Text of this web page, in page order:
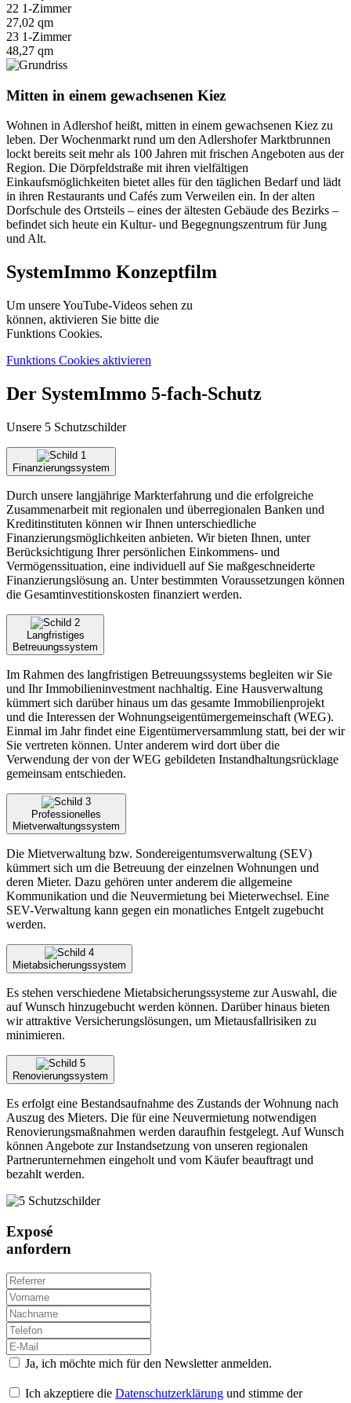
22 1-Zimmer
27,02 qm
23 1-Zimmer
48,27 qm
Mitten in einem gewachsenen Kiez
Wohnen in Adlershof heißt, mitten in einem gewachsenen Kiez zu
leben. Der Wochenmarkt rund um den Adlershofer Marktbrunnen
lockt bereits seit mehr als 100 Jahren mit frischen Angeboten aus der
Region. Die Dörpfeldstraße mit ihren vielfältigen
Einkaufsmöglichkeiten bietet alles für den täglichen Bedarf und lädt
in ihren Restaurants und Cafés zum Verweilen ein. In der alten
Dorfschule des Ortsteils – eines der ältesten Gebäude des Bezirks –
befindet sich heute ein Kultur- und Begegnungszentrum für Jung
und Alt.
SystemImmo Konzeptfilm
Um unsere YouTube-Videos sehen zu
können, aktivieren Sie bitte die
Funktions Cookies.
Funktions Cookies aktivieren
Der SystemImmo 5-fach-Schutz
Unsere 5 Schutzschilder
Finanzierungssystem
Durch unsere langjährige Markterfahrung und die erfolgreiche
Zusammenarbeit mit regionalen und überregionalen Banken und
Kreditinstituten können wir Ihnen unterschiedliche
Finanzierungsmöglichkeiten anbieten. Wir bieten Ihnen, unter
Berücksichtigung Ihrer persönlichen Einkommens- und
Vermögenssituation, eine individuell auf Sie maßgeschneiderte
Finanzierungslösung an. Unter bestimmten Voraussetzungen können
die Gesamtinvestitionskosten finanziert werden.
Langfristiges
Betreuungssystem
Im Rahmen des langfristigen Betreuungssystems begleiten wir Sie
und Ihr Immobilieninvestment nachhaltig. Eine Hausverwaltung
kümmert sich darüber hinaus um das gesamte Immobilienprojekt
und die Interessen der Wohnungseigentümergemeinschaft (WEG).
Einmal im Jahr findet eine Eigentümerversammlung statt, bei der wir
Sie vertreten können. Unter anderem wird dort über die
Verwendung der von der WEG gebildeten Instandhaltungsrücklage
gemeinsam entschieden.
Professionelles
Mietverwaltungssystem
Die Mietverwaltung bzw. Sondereigentumsverwaltung (SEV)
kümmert sich um die Betreuung der einzelnen Wohnungen und
deren Mieter. Dazu gehören unter anderem die allgemeine
Kommunikation und die Neuvermietung bei Mieterwechsel. Eine
SEV-Verwaltung kann gegen ein monatliches Entgelt zugebucht
werden.
Mietabsicherungssystem
Es stehen verschiedene Mietabsicherungssysteme zur Auswahl, die
auf Wunsch hinzugebucht werden können. Darüber hinaus bieten
wir attraktive Versicherungslösungen, um Mietausfallrisiken zu
minimieren.
Renovierungssystem
Es erfolgt eine Bestandsaufnahme des Zustands der Wohnung nach
Auszug des Mieters. Die für eine Neuvermietung notwendigen
Renovierungsmaßnahmen werden daraufhin festgelegt. Auf Wunsch
können Angebote zur Instandsetzung von unseren regionalen
Partnerunternehmen eingeholt und vom Käufer beauftragt und
bezahlt werden.
Exposé
anfordern
Ja, ich möchte mich für den Newsletter anmelden.
Ich akzeptiere die Datenschutzerklärung und stimme der